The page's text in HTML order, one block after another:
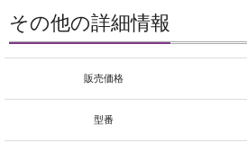
その他の詳細情報
販売価格
型番